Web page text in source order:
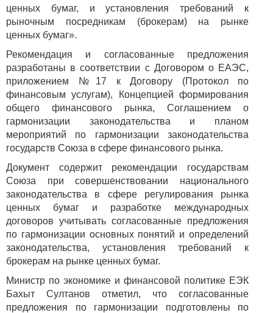
ценных бумаг, и установления требований к
рыночным посредникам (брокерам) на рынке
ценных бумаг».
Рекомендация и согласованные предложения
разработаны в соответствии с Договором о ЕАЭС,
приложением №17 к Договору (Протокол по
финансовым услугам), Концепцией формирования
общего финансового рынка, Соглашением о
гармонизации законодательства и планом
мероприятий по гармонизации законодательства
государств Союза в сфере финансового рынка.
Документ содержит рекомендации государствам
Союза при совершенствовании национального
законодательства в сфере регулирования рынка
ценных бумаг и разработке международных
договоров учитывать согласованные предложения
по гармонизации основных понятий и определений
законодательства, установления требований к
брокерам на рынке ценных бумаг.
Министр по экономике и финансовой политике ЕЭК
Бахыт Султанов отметил, что согласованные
предложения по гармонизации подготовлены по